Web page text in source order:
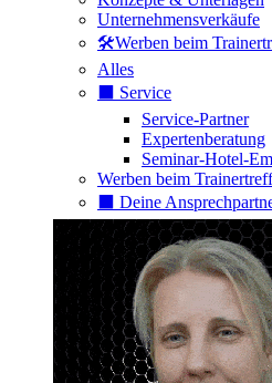
Unternehmensverkäufe
🛠️Werben beim
Alles
⬛️ Service
Service-Partner
Expertenberatung
Seminar-Hotel-
Werben beim
⬛️ Deine